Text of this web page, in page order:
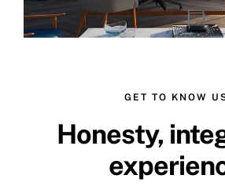
GET TO KNOW
Honesty,